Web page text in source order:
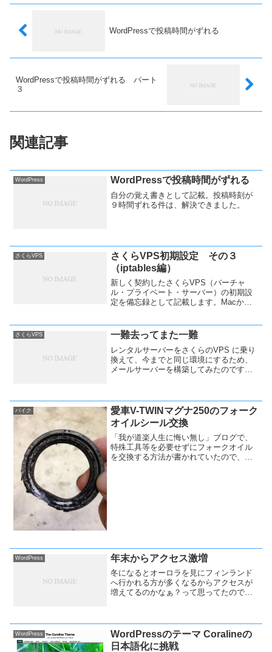
WordPressで投稿時間がずれる
WordPressで投稿時間がずれる パート
３
関連記事
WordPress WordPressで投稿時間がずれる
自分の覚え書きとして記載。投稿時刻が
９時間ずれる件は、解決できました。
さくらVPS
さくらVPS初期設定 その３
（iptables編）
新しく契約したさくらVPS（バーチャ
ル・プライベート・サーバー）の初期設
定を備忘録として記載します。Macから
す。
さくらVPS 一難去ってまた一難
レンタルサーバーをさくらのVPS に乗り
換えて、今までと同じ環境にするため、
メールサーバーを構築してみたのです
バイク
愛車V-TWINマグナ250のフォーク
オイルシール交換
「我が道楽人生に悔い無し」ブログで、
特殊工具等を必要せずにフォークオイル
を交換する方法が書かれていたので、実
WordPress 年末からアクセス激増
冬になるとオーロラを見にフィンランド
へ行かれる方が多くなるからアクセスが
増えてるのかなぁ？って思ってたのです
やらこのブログ（Wordpress）の管理画
面へのアクセスが多発。
WordPress
WordPressのテーマ Coralineの
日本語化に挑戦